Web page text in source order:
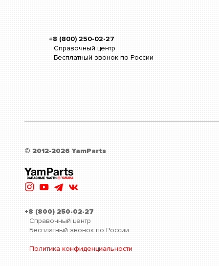
+8 (800) 250-02-27
Справочный центр
Бесплатный звонок по России
© 2012-2026 YamParts
+8 (800) 250-02-27
Справочный центр
Бесплатный звонок по России
Политика конфиденциальности